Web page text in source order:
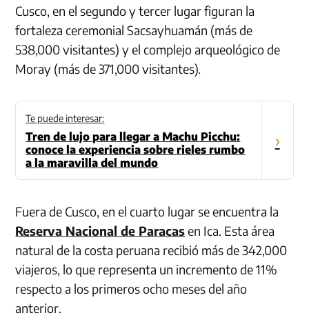
Cusco, en el segundo y tercer lugar figuran la
fortaleza ceremonial Sacsayhuamán (más de
538,000 visitantes) y el complejo arqueológico de
Moray (más de 371,000 visitantes).
Te puede interesar:
Tren de lujo para llegar a Machu Picchu:
conoce la experiencia sobre rieles rumbo
a la maravilla del mundo
›
Fuera de Cusco, en el cuarto lugar se encuentra la
Reserva Nacional de Paracasen Ica. Esta área
natural de la costa peruana recibió más de 342,000
viajeros, lo que representa un incremento de 11%
respecto a los primeros ocho meses del año
anterior.